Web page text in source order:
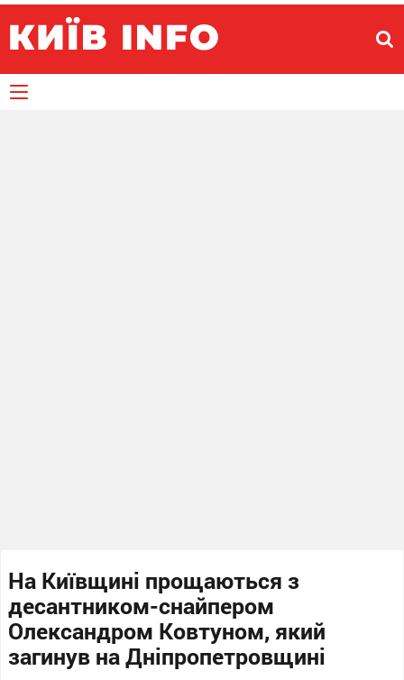
На Київщині прощаються з
десантником-снайпером
Олександром Ковтуном, який
загинув на Дніпропетровщині